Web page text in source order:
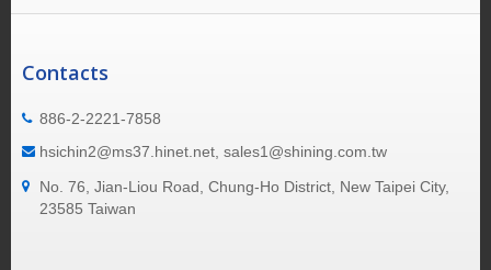
Contacts
886-2-2221-7858
hsichin2@ms37.hinet.net, sales1@shining.com.tw
No. 76, Jian-Liou Road, Chung-Ho District, New Taipei City,
23585 Taiwan